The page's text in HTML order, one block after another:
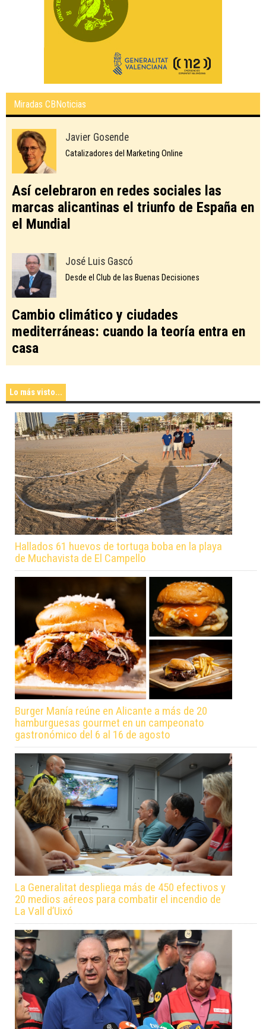
Miradas CBNoticias
Javier Gosende
Catalizadores del Marketing Online
Así celebraron en redes sociales las
marcas alicantinas el triunfo de España en
el Mundial
José Luis Gascó
Desde el Club de las Buenas Decisiones
Cambio climático y ciudades
mediterráneas: cuando la teoría entra en
casa
Lo más visto...
Hallados 61 huevos de tortuga boba en la playa
de Muchavista de El Campello
Burger Manía reúne en Alicante a más de 20
hamburguesas gourmet en un campeonato
gastronómico del 6 al 16 de agosto
La Generalitat despliega más de 450 efectivos y
20 medios aéreos para combatir el incendio de
La Vall d’Uixó